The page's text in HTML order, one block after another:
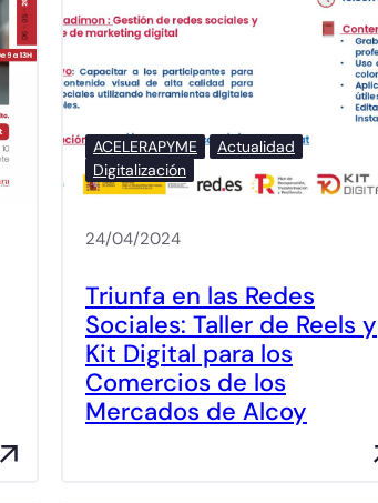
ACELERAPYME
Actualidad
Digitalización
24/04/2024
Triunfa en las Redes
Sociales: Taller de Reels y
Kit Digital para los
Comercios de los
Mercados de Alcoy